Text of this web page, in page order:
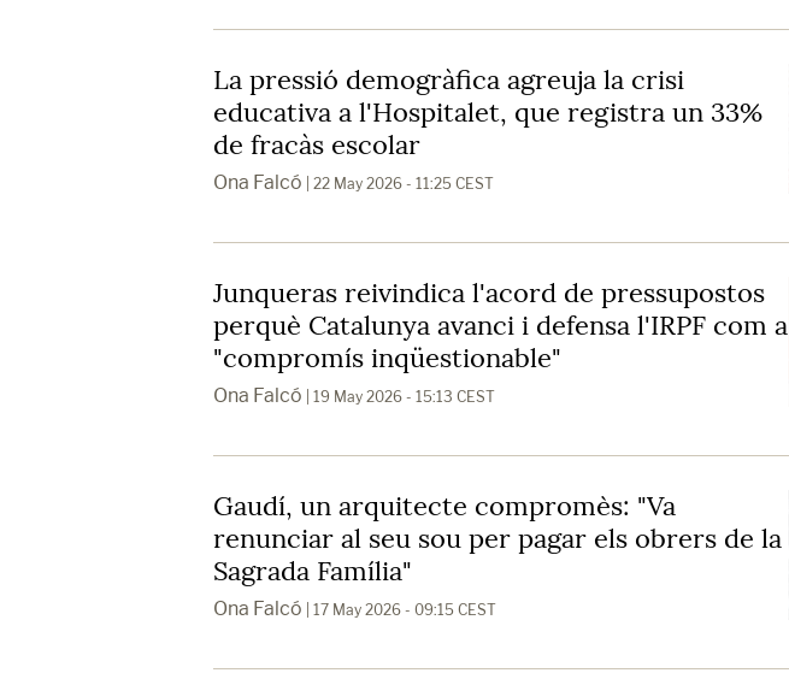
La pressió demogràfica agreuja la crisi
educativa a l'Hospitalet, que registra un 33%
de fracàs escolar
Ona Falcó | 22 May 2026 - 11:25 CEST
Junqueras reivindica l'acord de pressupostos
perquè Catalunya avanci i defensa l'IRPF com a
"compromís inqüestionable"
Ona Falcó | 19 May 2026 - 15:13 CEST
Gaudí, un arquitecte compromès: "Va
renunciar al seu sou per pagar els obrers de la
Sagrada Família"
Ona Falcó | 17 May 2026 - 09:15 CEST